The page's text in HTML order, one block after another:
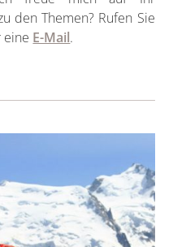
den Themen? Rufen Sie
eine E-Mail.